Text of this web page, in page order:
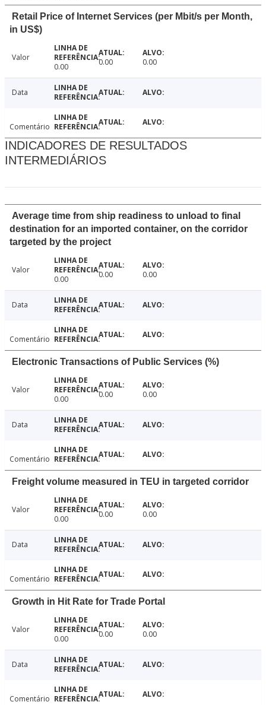
Retail Price of Internet Services (per Mbit/s per Month,
in US$)
Valor
0.00
0.00 0.00
Data
Comentário
INDICADORES DE RESULTADOS
INTERMEDIÁRIOS
Average time from ship readiness to unload to final
destination for an imported container, on the corridor
targeted by the project
Valor
0.00
0.00 0.00
Data
Comentário
Electronic Transactions of Public Services (%)
Valor
0.00
0.00 0.00
Data
Comentário
Freight volume measured in TEU in targeted corridor
Valor
0.00
0.00 0.00
Data
Comentário
Growth in Hit Rate for Trade Portal
Valor
0.00
0.00 0.00
Data
Comentário